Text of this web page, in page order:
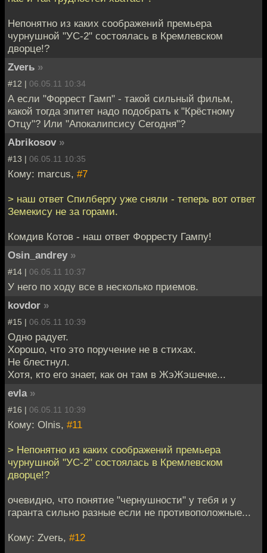
Непонятно из каких соображений премьера
чурнушной "УС-2" состоялась в Кремлевском
дворце!?
Zverь »
#12 | 06.05.11 10:34
А если "Форрест Гамп" - такой сильный фильм,
какой тогда эпитет надо подобрать к "Крёстному
Отцу"? Или "Апокалипсису Сегодня"?
Abrikosov »
#13 | 06.05.11 10:35
Кому: marcus, #7
> наш ответ Спилбергу уже сняли - теперь вот ответ
Земекису не за горами.
Комдив Котов - наш ответ Форресту Гампу!
Osin_andrey »
#14 | 06.05.11 10:37
У него по ходу все в несколько приемов.
kovdor »
#15 | 06.05.11 10:39
Одно радует.
Хорошо, что это поручение не в стихах.
Не блестнул.
Хотя, кто его знает, как он там в ЖэЖэшечке...
evla »
#16 | 06.05.11 10:39
Кому: Olnis, #11
> Непонятно из каких соображений премьера
чурнушной "УС-2" состоялась в Кремлевском
дворце!?
очевидно, что понятие "чернушности" у тебя и у
гаранта сильно разные если не противоположные...
Кому: Zverь, #12